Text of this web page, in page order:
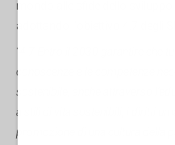
mondo alle sfide dello sviluppo
adottando l'obiettivo 4.7 degli
“4.7 Entro il 2030 garantire che
conoscenze e le competenze
sostenibile, anche attraverso
a stili di vita sostenibili, i diritti
promozione di una cultura della